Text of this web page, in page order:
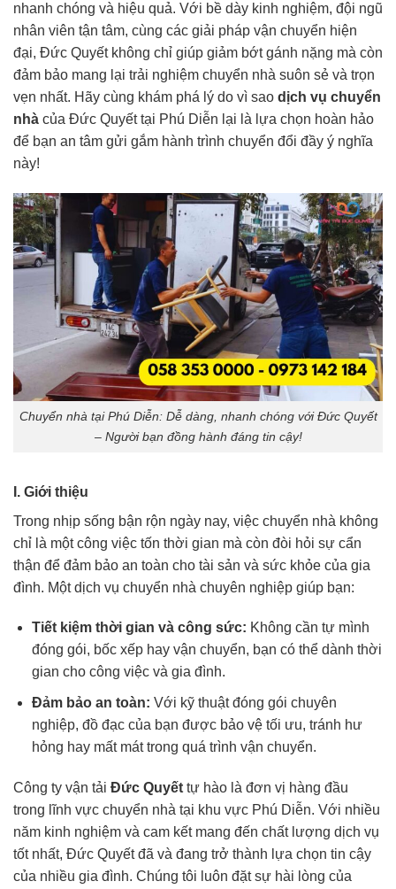
nhanh chóng và hiệu quả. Với bề dày kinh nghiệm, đội ngũ
nhân viên tận tâm, cùng các giải pháp vận chuyển hiện
đại, Đức Quyết không chỉ giúp giảm bớt gánh nặng mà còn
đảm bảo mang lại trải nghiệm chuyển nhà suôn sẻ và trọn
vẹn nhất. Hãy cùng khám phá lý do vì sao dịch vụ chuyển
nhà của Đức Quyết tại Phú Diễn lại là lựa chọn hoàn hảo
để bạn an tâm gửi gắm hành trình chuyển đổi đầy ý nghĩa
này!
Chuyển nhà tại Phú Diễn: Dễ dàng, nhanh chóng với Đức Quyết
– Người bạn đồng hành đáng tin cậy!
I. Giới thiệu
Trong nhịp sống bận rộn ngày nay, việc chuyển nhà không
chỉ là một công việc tốn thời gian mà còn đòi hỏi sự cẩn
thận để đảm bảo an toàn cho tài sản và sức khỏe của gia
đình. Một dịch vụ chuyển nhà chuyên nghiệp giúp bạn:
Tiết kiệm thời gian và công sức: Không cần tự mình
đóng gói, bốc xếp hay vận chuyển, bạn có thể dành thời
gian cho công việc và gia đình.
Đảm bảo an toàn: Với kỹ thuật đóng gói chuyên
nghiệp, đồ đạc của bạn được bảo vệ tối ưu, tránh hư
hỏng hay mất mát trong quá trình vận chuyển.
Công ty vận tải Đức Quyết tự hào là đơn vị hàng đầu
trong lĩnh vực chuyển nhà tại khu vực Phú Diễn. Với nhiều
năm kinh nghiệm và cam kết mang đến chất lượng dịch vụ
tốt nhất, Đức Quyết đã và đang trở thành lựa chọn tin cậy
của nhiều gia đình. Chúng tôi luôn đặt sự hài lòng của